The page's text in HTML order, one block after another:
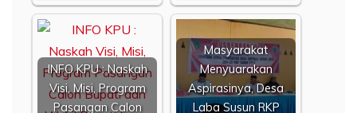
INFO KPU : Naskah
Visi, Misi, Program
Pasangan Calon
Masyarakat
Menyuarakan
Aspirasinya, Desa
Laba Susun RKP